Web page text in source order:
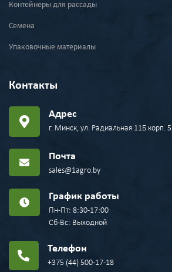
Контейнеры для рассады
Семена
Упаковочные материалы
Контакты
Адрес
г. Минск, ул. Радиальная 11Б корп. 5
Почта
sales@1agro.by
График работы
Пн-Пт: 8:30-17:00
Сб-Вс: Выходной
Телефон
+375 (44) 500-17-18